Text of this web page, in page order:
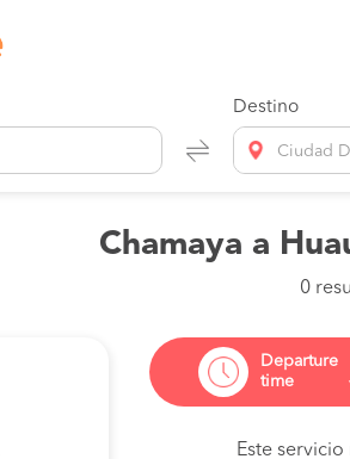
Destino
Ciudad
Chamaya a
0
Departure
time
Este